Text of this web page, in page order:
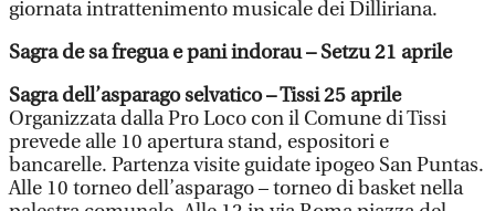
giornata intrattenimento musicale dei Dilliriana.
Sagra de sa fregua e pani indorau – Setzu 21 aprile
Sagra dell’asparago selvatico – Tissi 25 aprile
Organizzata dalla Pro Loco con il Comune di Tissi
prevede alle 10 apertura stand, espositori e
bancarelle. Partenza visite guidate ipogeo San Puntas.
Alle 10 torneo dell’asparago – torneo di basket nella